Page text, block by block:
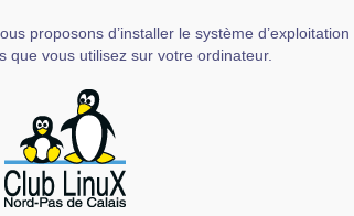
proposons d’installer le système d’exploitation
que vous utilisez sur votre ordinateur.